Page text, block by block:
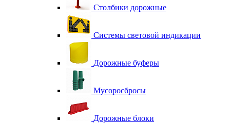
Столбики дорожные
Системы световой индикации
Дорожные буферы
Мусоросбросы
Дорожные блоки